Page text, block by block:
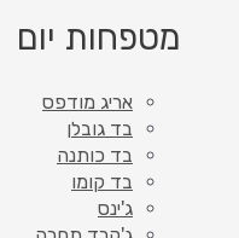
מטפחות יום
אריג מודפס
בד גובלן
בד כותנה
בד קומו
ג'ינס